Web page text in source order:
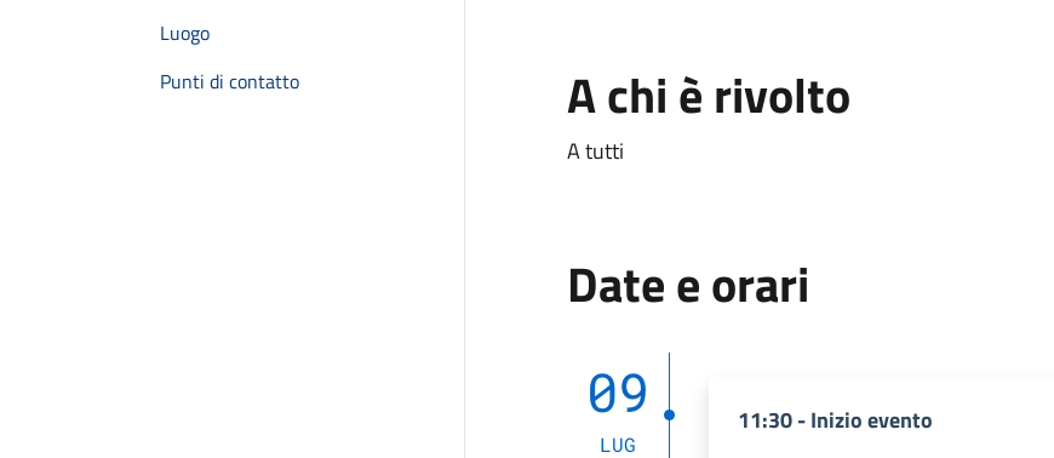
Luogo
Punti di contatto
A chi è rivolto
A tutti
Date e orari
09
LUG
11:30 - Inizio evento